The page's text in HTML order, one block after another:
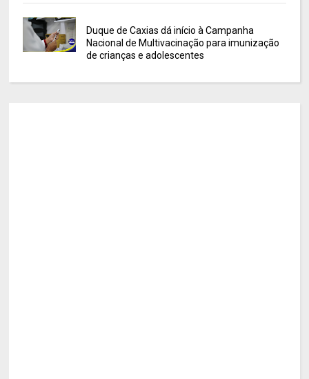
Duque de Caxias dá início à Campanha
Nacional de Multivacinação para imunização
de crianças e adolescentes